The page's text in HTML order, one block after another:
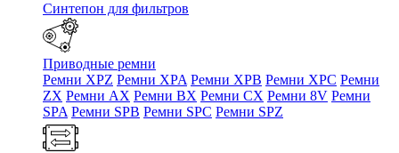
Синтепон для фильтров
Приводные ремни
Ремни XPZ Ремни XPA Ремни XPB Ремни XPC Ремни
ZX Ремни AX Ремни BX Ремни CX Ремни 8V Ремни
SPA Ремни SPB Ремни SPC Ремни SPZ